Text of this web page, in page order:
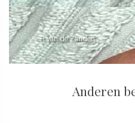
- R van de Zanden
Anderen